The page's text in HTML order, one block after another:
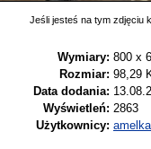
Jeśli jesteś na tym zdjęciu
Wymiary: 800 x
Rozmiar: 98,29
Data dodania:
Wyświetleń: 2863
Użytkownicy: amelka